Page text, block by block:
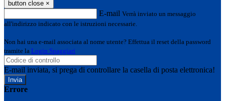
button close ×
E-mail Verrà inviato un messaggio
all'indirizzo indicato con le istruzioni necessarie.
Non hai una e-mail associata al nome utente? Effettua il reset della password
tramite la Login Spaggiari
E-mail inviata, si prega di controllare la casella di posta elettronica!
Errore